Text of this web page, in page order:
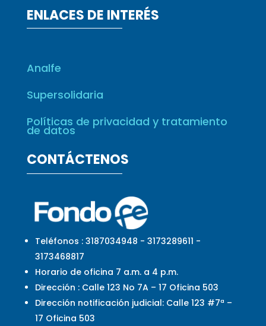
ENLACES DE INTERÉS
Analfe
Supersolidaria
Políticas de privacidad y tratamiento
de datos
CONTÁCTENOS
Teléfonos : 3187034948 - 3173289611 -
3173468817
Horario de oficina 7 a.m. a 4 p.m.
Dirección : Calle 123 No 7A – 17 Oficina 503
Dirección notificación judicial: Calle 123 #7ª –
17 Oficina 503